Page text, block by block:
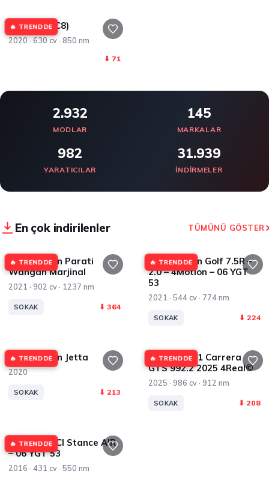
🔥 TRENDDE
Audi RS6 (C8)
2020 · 630 cv · 850 nm
⬇ 71
2.932
MODLAR
145
MARKALAR
982
YARATICILAR
31.939
INDIRMELER
En çok indirilenler TÜMÜNÜ GÖSTER
🔥 TRENDDE
Volkswagen Parati
Wangan Marjinal
2021 · 902 cv · 1237 nm
SOKAK ⬇ 364
🔥 TRENDDE
Volkswagen Golf 7.5R –
2.0 – 4Motion – 06 YGT
53
2021 · 544 cv · 774 nm
SOKAK ⬇ 224
🔥 TRENDDE
Volkswagen Jetta
2020
SOKAK ⬇ 213
🔥 TRENDDE
Porsche 911 Carrera
GTS 992.2 2025 4Real©
2025 · 986 cv · 912 nm
SOKAK ⬇ 208
🔥 TRENDDE
BMW M4 LCI Stance AIR
– 06 YGT 53
2016 · 431 cv · 550 nm